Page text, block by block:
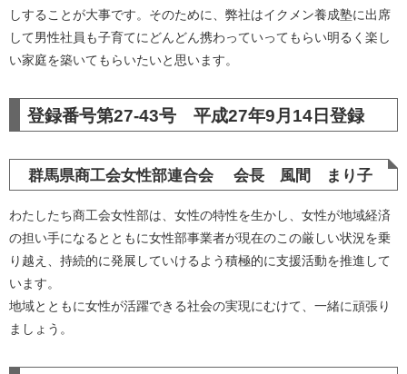
しすることが大事です。そのために、弊社はイクメン養成塾に出席
して男性社員も子育てにどんどん携わっていってもらい明るく楽し
い家庭を築いてもらいたいと思います。
登録番号第27-43号 平成27年9月14日登録
群馬県商工会女性部連合会 会長 風間 まり子
わたしたち商工会女性部は、女性の特性を生かし、女性が地域経済
の担い手になるとともに女性部事業者が現在のこの厳しい状況を乗
り越え、持続的に発展していけるよう積極的に支援活動を推進して
います。
地域とともに女性が活躍できる社会の実現にむけて、一緒に頑張り
ましょう。